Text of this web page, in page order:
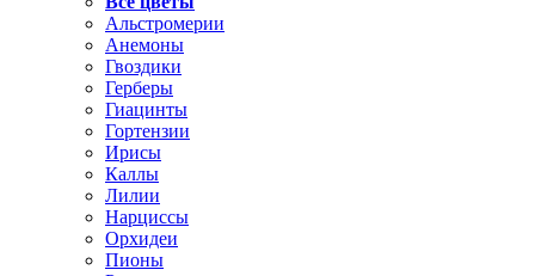
Альстромерии
Анемоны
Гвоздики
Герберы
Гиацинты
Гортензии
Ирисы
Каллы
Лилии
Нарциссы
Орхидеи
Пионы